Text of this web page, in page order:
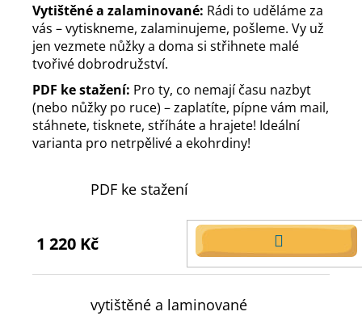
Vytištěné a zalaminované: Rádi to uděláme za
vás – vytiskneme, zalaminujeme, pošleme. Vy už
jen vezmete nůžky a doma si střihnete malé
tvořivé dobrodružství.
PDF ke stažení: Pro ty, co nemají času nazbyt
(nebo nůžky po ruce) – zaplatíte, pípne vám mail,
stáhnete, tisknete, stříháte a hrajete! Ideální
varianta pro netrpělivé a ekohrdiny!
PDF ke stažení
1 220 Kč
DO
KOŠÍKU
vytištěné a laminované